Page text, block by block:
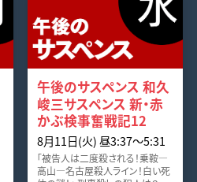
午後のサスペンス 和久
峻三サスペンス 新・赤
かぶ検事奮戦記12
8月11日(火) 昼3:37～5:31
「被告人は二度殺される！乗鞍―
高山―名古屋殺人ライン！白い死